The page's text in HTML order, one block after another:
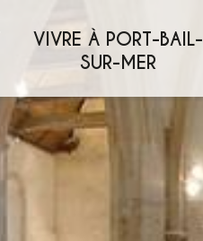
VIVRE À PORT-BAIL-
SUR-MER